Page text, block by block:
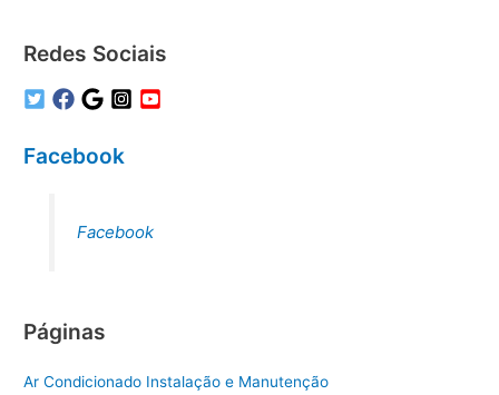
Redes Sociais
Facebook
Facebook
Páginas
Ar Condicionado Instalação e Manutenção